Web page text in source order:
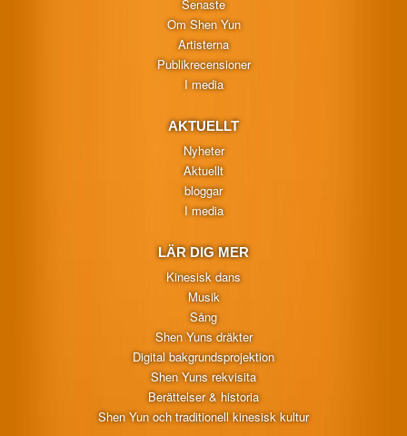
Senaste
Om Shen Yun
Artisterna
Publikrecensioner
I media
AKTUELLT
Nyheter
Aktuellt
bloggar
I media
LÄR DIG MER
Kinesisk dans
Musik
Sång
Shen Yuns dräkter
Digital bakgrundsprojektion
Shen Yuns rekvisita
Berättelser & historia
Shen Yun och traditionell kinesisk kultur